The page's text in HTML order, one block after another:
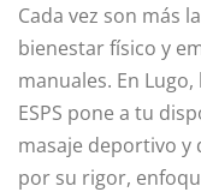
Cada vez son más
bienestar físico y
manuales. En
ESPS pone a tu
masaje deportivo y
por su rigor,